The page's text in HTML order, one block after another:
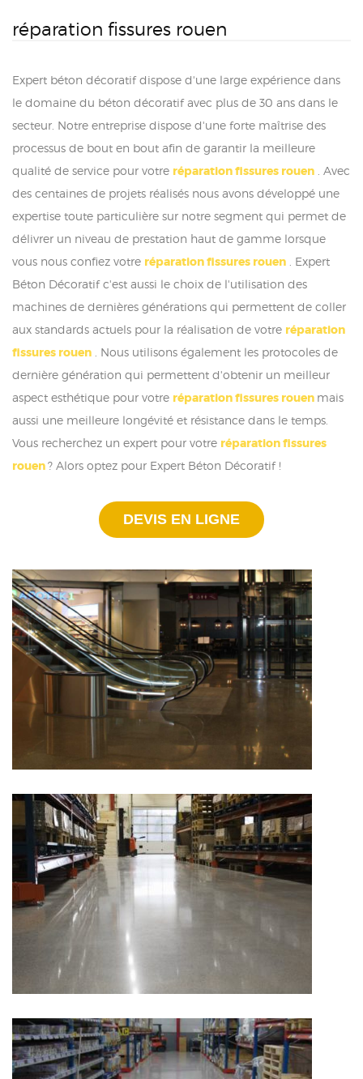
réparation fissures rouen
Expert béton décoratif dispose d'une large expérience dans
le domaine du béton décoratif avec plus de 30 ans dans le
secteur. Notre entreprise dispose d'une forte maîtrise des
processus de bout en bout afin de garantir la meilleure
qualité de service pour votre réparation fissures rouen . Avec
des centaines de projets réalisés nous avons développé une
expertise toute particulière sur notre segment qui permet de
délivrer un niveau de prestation haut de gamme lorsque
vous nous confiez votre réparation fissures rouen . Expert
Béton Décoratif c'est aussi le choix de l'utilisation des
machines de dernières générations qui permettent de coller
aux standards actuels pour la réalisation de votre réparation
fissures rouen . Nous utilisons également les protocoles de
dernière génération qui permettent d'obtenir un meilleur
aspect esthétique pour votre réparation fissures rouen mais
aussi une meilleure longévité et résistance dans le temps.
Vous recherchez un expert pour votre réparation fissures
rouen? Alors optez pour Expert Béton Décoratif !
DEVIS EN LIGNE